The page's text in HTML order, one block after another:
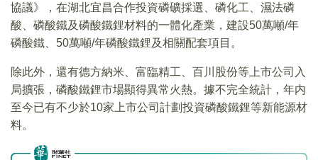
協議》，在湖北宜昌合作投資磷礦採選、磷化工、濕法磷
酸、磷酸鐵及磷酸鐵鋰材料的一體化產業，建設50萬噸/年
磷酸鐵、50萬噸/年磷酸鐵鋰及相關配套項目。
除此外，還有德方納米、富臨精工、百川股份等上市公司入
局擴張，磷酸鐵鋰市場顯得異常火熱。據不完全統計，年内
至今已有不少於10家上市公司計劃投資磷酸鐵鋰等新能源材
料。